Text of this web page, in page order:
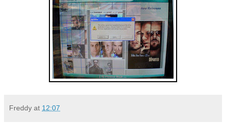
Freddy at 12:07